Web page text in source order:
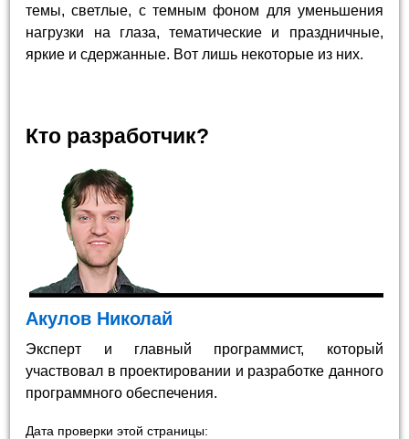
темы, светлые, с темным фоном для уменьшения
нагрузки на глаза, тематические и праздничные,
яркие и сдержанные. Вот лишь некоторые из них.
Кто разработчик?
Акулов Николай
Эксперт и главный программист, который
участвовал в проектировании и разработке данного
программного обеспечения.
Дата проверки этой страницы: